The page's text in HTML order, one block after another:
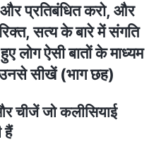
और प्रतिबंधित करो, और
सत्य के बारे में संगति
लोग ऐसी बातों के माध्यम
सीखें (भाग छह)
चीजें जो कलीसियाई
हैं